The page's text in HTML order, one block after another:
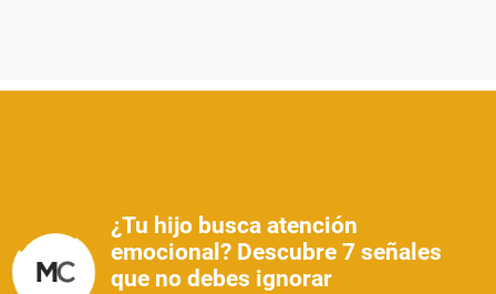
¿Tu hijo busca atención
emocional? Descubre 7 señales
que no debes ignorar